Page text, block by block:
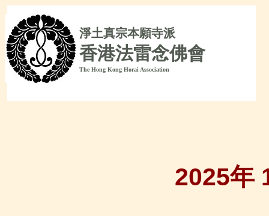
淨土真宗本願寺派
香港法雷念佛會
The Hong Kong Horai Association
2025年